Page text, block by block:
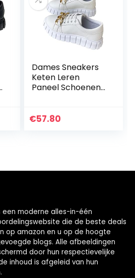
Dames Sneakers
Keten Leren
Paneel Schoenen
Dikke Zolen Mode
€57.80
een moderne alles-in-één
die de beste deals
op amazon en u op de hoogte
blogs. Alle afbeeldingen
door hun respectievelijke
inhoud is afgeleid van hun